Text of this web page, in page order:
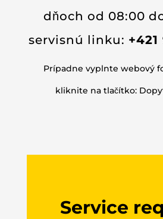
dňoch od 08:00
servisnú linku: +421
Prípadne vyplnte webový
kliknite na tlačítko:
Service